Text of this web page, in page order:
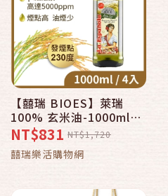
【囍瑞 BIOES】萊瑞
100% 玄米油-1000ml*4
入
NT$831 NT$1,720
囍瑞樂活購物網